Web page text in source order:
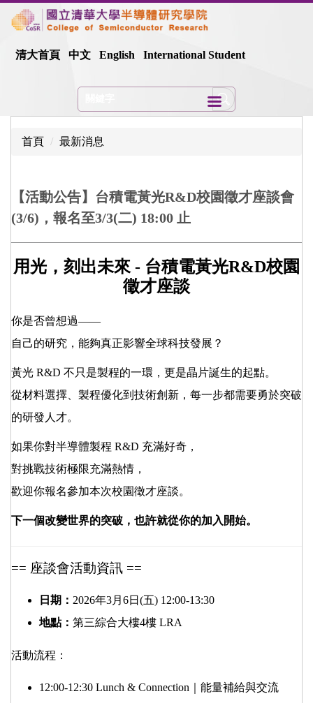
跳
到
主清大首頁 中文 English International Student
首頁 最新消息
【活動公告】台積電黃光R&D校園徵才座談會
(3/6)，報名至3/3(二) 18:00 止
用光，刻出未來 - 台積電黃光R&D校園
徵才座談
你是否曾想過——
自己的研究，能夠真正影響全球科技發展？
黃光 R&D 不只是製程的一環，更是晶片誕生的起點。
從材料選擇、製程優化到技術創新，每一步都需要勇於突破
的研發人才。
如果你對半導體製程 R&D 充滿好奇，
對挑戰技術極限充滿熱情，
歡迎你報名參加本次校園徵才座談。
下一個改變世界的突破，也許就從你的加入開始。
== 座談會活動資訊 ==
日期： 2026年3月6日(五) 12:00-13:30
地點： 第三綜合大樓4樓 LRA
活動流程：
12:00-12:30 Lunch & Connection｜能量補給與交流